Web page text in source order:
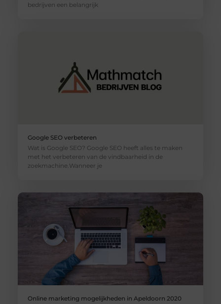
bedrijven een belangrijk
Google SEO verbeteren
Wat is Google SEO? Google SEO heeft alles te maken
met het verbeteren van de vindbaarheid in de
zoekmachine.Wanneer je
Online marketing mogelijkheden in Apeldoorn 2020